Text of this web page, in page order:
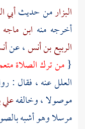
البزارمن حديثأبي
أخرجه منه ابن
الربيع بن أنس، عن
{من ترك الصلاة
العلل عنه ، فقال :
موصولا ، وخالفه
مرسلا وهو أشبه